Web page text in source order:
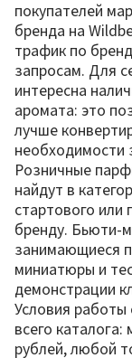
покупателей
бренда на
трафик по
запросам. Для
интересна
аромата: это
лучше
необходимости
Розничные
найдут в
стартового
бренду. Бьюти-
занимающиеся
миниатюры и
демонстрации
Условия работы
всего
рублей, любой